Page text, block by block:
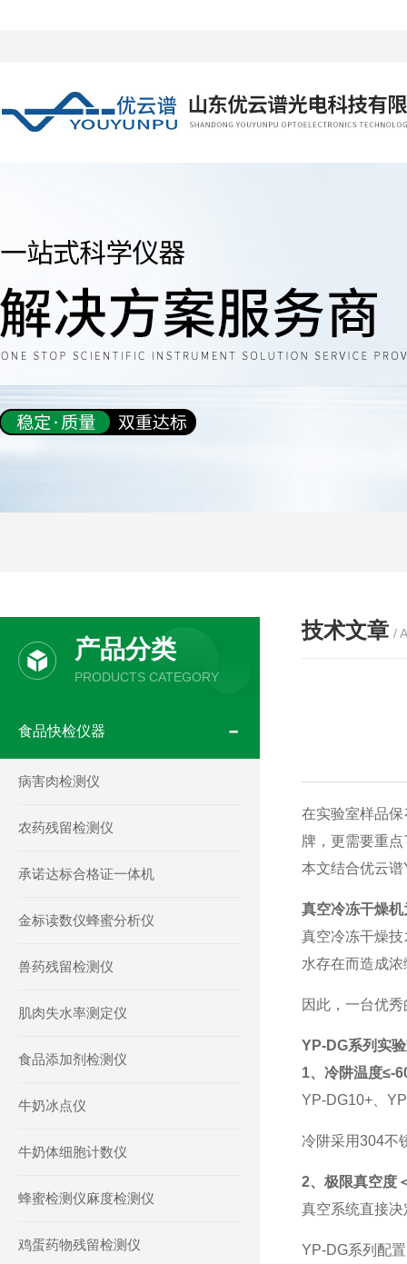
技术文章 /
在实验室样品
牌，更需要重
本文结合优云谱
真空冷冻干燥
真空冷冻干燥
水存在而造成
因此，一台优秀
YP-DG系列实
1、冷阱温度≤-
YP-DG10+、
冷阱采用304不
2、极限真空度
真空系统直接
YP-DG系列配
产品分类
PRODUCTS CATEGORY
食品快检仪器
病害肉检测仪
农药残留检测仪
承诺达标合格证一体机
金标读数仪蜂蜜分析仪
兽药残留检测仪
肌肉失水率测定仪
食品添加剂检测仪
牛奶冰点仪
牛奶体细胞计数仪
蜂蜜检测仪麻度检测仪
鸡蛋药物残留检测仪